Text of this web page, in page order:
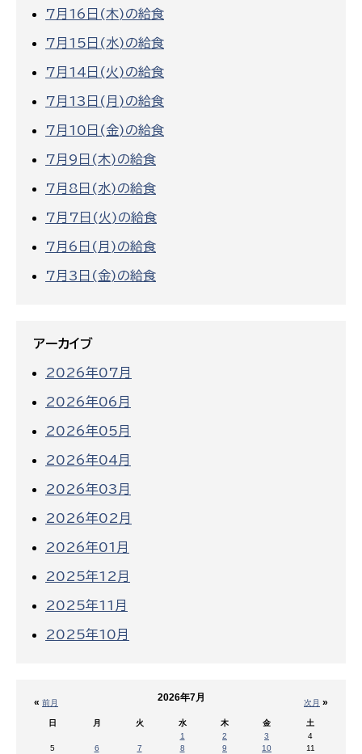
7月16日(木)の給食
7月15日(水)の給食
7月14日(火)の給食
7月13日(月)の給食
7月10日(金)の給食
7月9日(木)の給食
7月8日(水)の給食
7月7日(火)の給食
7月6日(月)の給食
7月3日(金)の給食
アーカイブ
2026年07月
2026年06月
2026年05月
2026年04月
2026年03月
2026年02月
2026年01月
2025年12月
2025年11月
2025年10月
« 前月 次月 »
2026年7月
日 月 火 水 木 金
土
1
2 3
4
5
6 7 8 9 10 11